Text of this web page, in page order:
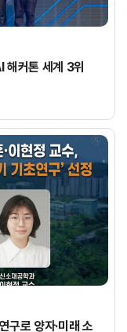
해커톤 세계 3위
구로 양자·미래 소